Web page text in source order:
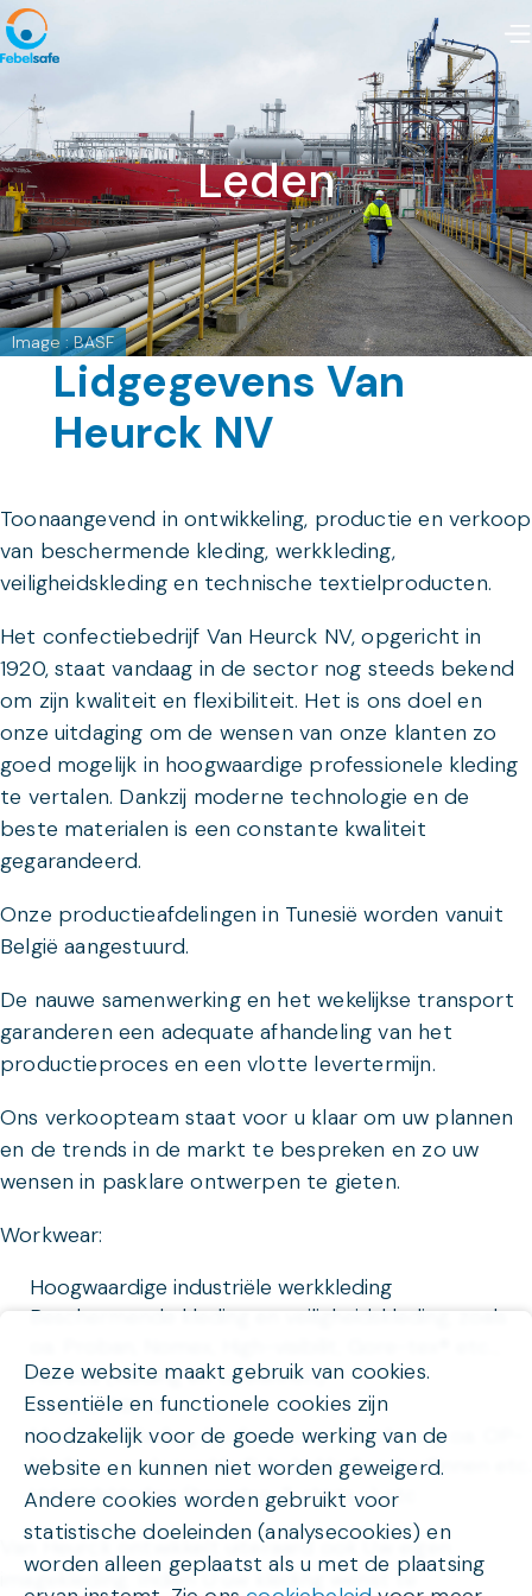
Leden
Image : BASF
Lidgegevens Van
Heurck NV
Toonaangevend in ontwikkeling, productie en verkoop
van beschermende kleding, werkkleding,
veiligheidskleding en technische textielproducten.
Het confectiebedrijf Van Heurck NV, opgericht in
1920, staat vandaag in de sector nog steeds bekend
om zijn kwaliteit en flexibiliteit. Het is ons doel en
onze uitdaging om de wensen van onze klanten zo
goed mogelijk in hoogwaardige professionele kleding
te vertalen. Dankzij moderne technologie en de
beste materialen is een constante kwaliteit
gegarandeerd.
Onze productieafdelingen in Tunesië worden vanuit
België aangestuurd.
De nauwe samenwerking en het wekelijkse transport
garanderen een adequate afhandeling van het
productieproces en een vlotte levertermijn.
Ons verkoopteam staat voor u klaar om uw plannen
en de trends in de markt te bespreken en zo uw
wensen in pasklare ontwerpen te gieten.
Workwear:
Hoogwaardige industriële werkkleding
Beschermende kleding en veiligheidskleding, zoals
Horeca (kleding en tafellinnen)
Andere PBM’s
Medische kleding, kleding gezondheidszorg oa. OP-
kleding, verplegerskledij, babykleding, bedlinnen etc.
Vrijetijdskleding (hemden, T-shirts,...) etc
Van Heurck ontwikkelt uiteraard ook Uw eigen
imagekleding. Indien U uw kleding wenst te
Deze website maakt gebruik van cookies.
Essentiële en functionele cookies zijn
noodzakelijk voor de goede werking van de
website en kunnen niet worden geweigerd.
Andere cookies worden gebruikt voor
statistische doeleinden (analysecookies) en
worden alleen geplaatst als u met de plaatsing